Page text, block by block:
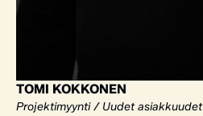
TOMI KOKKONEN
Projektimyynti / Uudet asiakkuudet